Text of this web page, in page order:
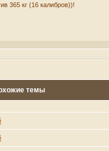
365 кг (16 калибров))!
темы